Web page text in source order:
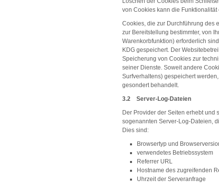
von Cookies kann die
Cookies, die zur Durchführung des
zur Bereitstellung bestimmter, von
Warenkorbfunktion) erforderlich
KDG gespeichert. Der
Speicherung von Cookies zur
seiner Dienste. Soweit andere
Surfverhaltens) gespeichert
gesondert behandelt.
3.2 Server-Log-Dateien
Der Provider der Seiten erhebt und
sogenannten Server-Log-Dateien,
Dies sind:
Browsertyp und
verwendetes Betriebssystem
Referrer URL
Hostname des zugreifenden
Uhrzeit der Serveranfrage